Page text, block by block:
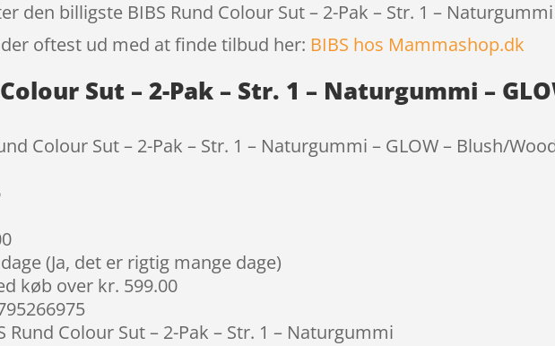
den billigste BIBS Rund Colour Sut – 2-Pak – Str. 1 –
oftest ud med at finde tilbud her: BIBS hos Mammashop.dk
Sut – 2-Pak – Str. 1 – Naturgummi –
Colour Sut – 2-Pak – Str. 1 – Naturgummi – GLOW – Blush/
(Ja, det er rigtig mange dage)
køb over kr. 599.00
Rund Colour Sut – 2-Pak – Str. 1 – Naturgummi